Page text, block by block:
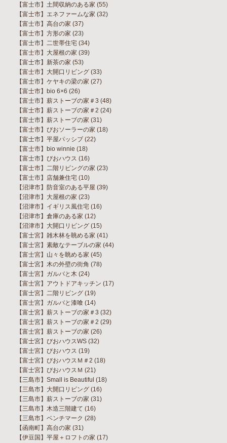
【富士市】土間収納のある家 (55)
【富士市】エネファームな家 (32)
【富士市】高台の家 (37)
【富士市】方形の家 (23)
【富士市】二世帯住宅 (34)
【富士市】大屋根の家 (39)
【富士市】新茶の家 (53)
【富士市】大開口リビング (33)
【富士市】ケヤキの梁の家 (27)
【富士市】bio 6×6 (26)
【富士市】薪ストーブの家＃3 (48)
【富士市】薪ストーブの家＃2 (24)
【富士市】薪ストーブの家 (31)
【富士市】びおソーラーの家 (18)
【富士市】平屋パッシブ (22)
【富士市】bio winnie (18)
【富士市】びおハウス (16)
【富士市】二階リビングの家 (23)
【富士市】店舗兼住宅 (10)
【沼津市】防音室のある平屋 (39)
【沼津市】大屋根の家 (23)
【沼津市】イギリス風住宅 (16)
【沼津市】倉庫のある家 (12)
【沼津市】大開口リビング (15)
【富士宮】雑木林を眺める家 (41)
【富士宮】素敵なテーブルの家 (44)
【富士宮】山々を眺める家 (45)
【富士宮】木の外壁の街角 (78)
【富士宮】ガルバと木 (24)
【富士宮】アウトドアキッチン (17)
【富士宮】二階リビング (19)
【富士宮】ガルバと漆喰 (14)
【富士宮】薪ストーブの家＃3 (32)
【富士宮】薪ストーブの家＃2 (29)
【富士宮】薪ストーブの家 (26)
【富士宮】びおハウスWS (32)
【富士宮】びおハウス (19)
【富士宮】びおハウスＭ＃2 (18)
【富士宮】びおハウスＭ (21)
【三島市】Small is Beautiful (18)
【三島市】大開口リビング (16)
【三島市】薪ストーブの家 (31)
【三島市】木造三階建て (16)
【三島市】ベンチマーク (28)
【函南町】高台の家 (31)
【伊豆国】平屋＋ロフトの家 (17)